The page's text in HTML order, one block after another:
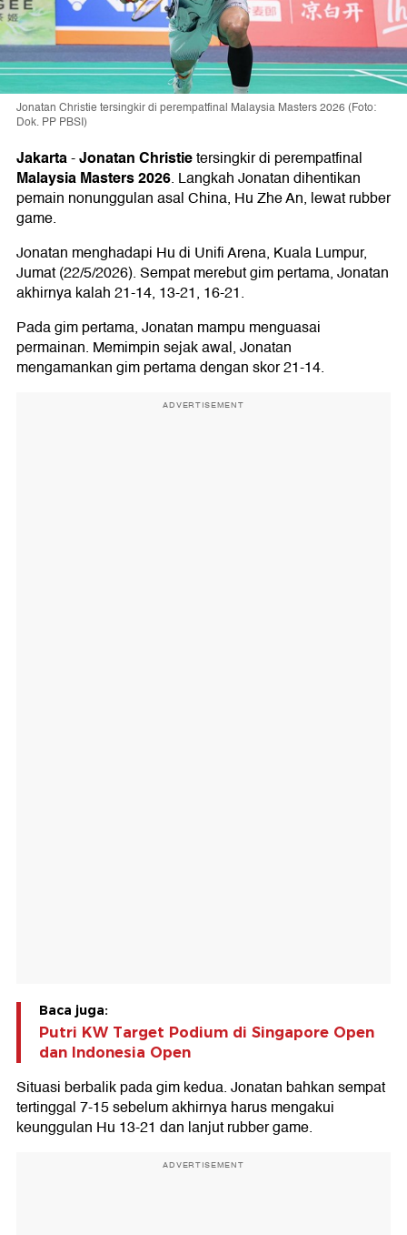
Jonatan Christie tersingkir di perempatfinal Malaysia Masters 2026 (Foto:
Dok. PP PBSI)
Jakarta-Jonatan Christietersingkir di perempatfinal
Malaysia Masters 2026. Langkah Jonatan dihentikan
pemain nonunggulan asal China, Hu Zhe An, lewat rubber
game.
Jonatan menghadapi Hu di Unifi Arena, Kuala Lumpur,
Jumat (22/5/2026). Sempat merebut gim pertama, Jonatan
akhirnya kalah 21-14, 13-21, 16-21.
Pada gim pertama, Jonatan mampu menguasai
permainan. Memimpin sejak awal, Jonatan
mengamankan gim pertama dengan skor 21-14.
ADVERTISEMENT
Baca juga:
Putri KW Target Podium di Singapore Open
dan Indonesia Open
Situasi berbalik pada gim kedua. Jonatan bahkan sempat
tertinggal 7-15 sebelum akhirnya harus mengakui
keunggulan Hu 13-21 dan lanjut rubber game.
ADVERTISEMENT